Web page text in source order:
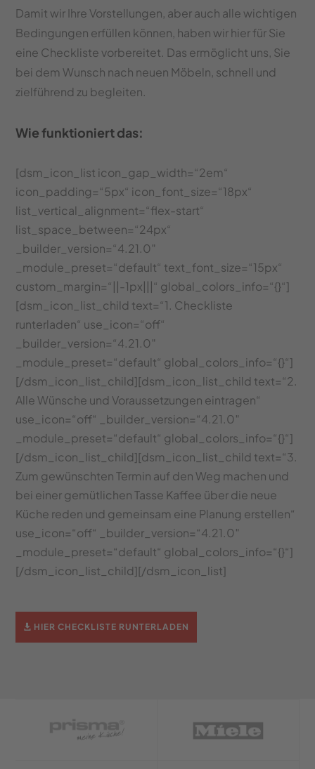
Damit wir Ihre Vorstellungen, aber auch alle wichtigen
Bedingungen erfüllen können, haben wir hier für Sie
eine Checkliste vorbereitet. Das ermöglicht uns, Sie
bei dem Wunsch nach neuen Möbeln, schnell und
zielführend zu begleiten.
Wie funktioniert das:
[dsm_icon_list icon_gap_width=“2em“
icon_padding=“5px“ icon_font_size=“18px“
list_vertical_alignment=“flex-start“
list_space_between=“24px“
_builder_version=“4.21.0″
_module_preset=“default“ text_font_size=“15px“
custom_margin=“||-1px|||“ global_colors_info=“{}“]
[dsm_icon_list_child text=“1. Checkliste
runterladen“ use_icon=“off“
_builder_version=“4.21.0″
_module_preset=“default“ global_colors_info=“{}“]
[/dsm_icon_list_child][dsm_icon_list_child text=“2.
Alle Wünsche und Voraussetzungen eintragen“
use_icon=“off“ _builder_version=“4.21.0″
_module_preset=“default“ global_colors_info=“{}“]
[/dsm_icon_list_child][dsm_icon_list_child text=“3.
Zum gewünschten Termin auf den Weg machen und
bei einer gemütlichen Tasse Kaffee über die neue
Küche reden und gemeinsam eine Planung erstellen“
use_icon=“off“ _builder_version=“4.21.0″
_module_preset=“default“ global_colors_info=“{}“]
[/dsm_icon_list_child][/dsm_icon_list]
HIER CHECKLISTE RUNTERLADEN